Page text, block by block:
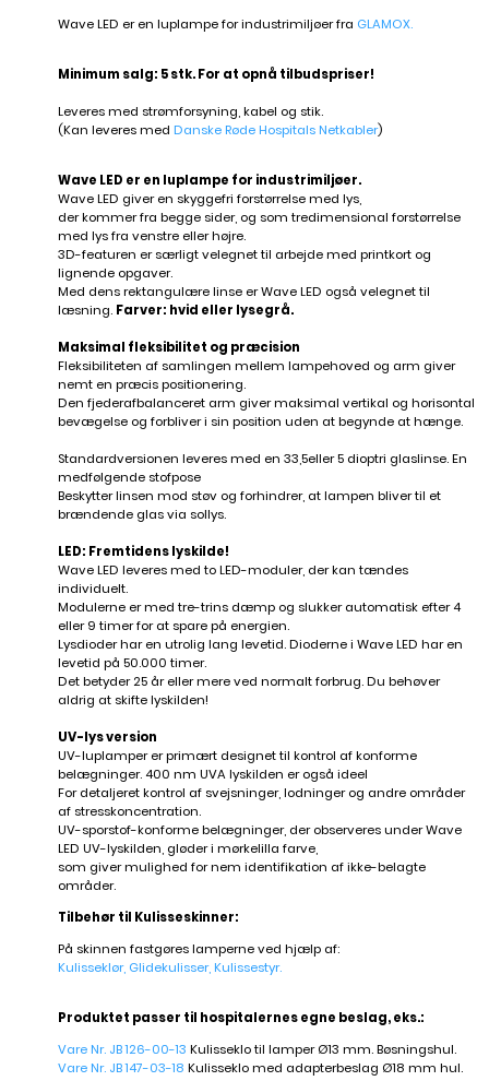
Wave LED er en luplampe for industrimiljøer fra GLAMOX.
Minimum salg: 5 stk. For at opnå tilbudspriser!
Leveres med strømforsyning, kabel og stik.
(Kan leveres med Danske Røde Hospitals Netkabler)
Wave LED er en luplampe for industrimiljøer.
Wave LED giver en skyggefri forstørrelse med lys,
der kommer fra begge sider, og som tredimensional forstørrelse
med lys fra venstre eller højre.
3D-featuren er særligt velegnet til arbejde med printkort og
lignende opgaver.
Med dens rektangulære linse er Wave LED også velegnet til
læsning. Farver: hvid eller lysegrå.
Maksimal fleksibilitet og præcision
Fleksibiliteten af samlingen mellem lampehoved og arm giver
nemt en præcis positionering.
Den fjederafbalanceret arm giver maksimal vertikal og horisontal
bevægelse og forbliver i sin position uden at begynde at hænge.
Standardversionen leveres med en 33,5eller 5 dioptri glaslinse. En
medfølgende stofpose
Beskytter linsen mod støv og forhindrer, at lampen bliver til et
brændende glas via sollys.
LED: Fremtidens lyskilde!
Wave LED leveres med to LED-moduler, der kan tændes
individuelt.
Modulerne er med tre-trins dæmp og slukker automatisk efter 4
eller 9 timer for at spare på energien.
Lysdioder har en utrolig lang levetid. Dioderne i Wave LED har en
levetid på 50.000 timer.
Det betyder 25 år eller mere ved normalt forbrug. Du behøver
aldrig at skifte lyskilden!
UV-lys version
UV-luplamper er primært designet til kontrol af konforme
belægninger. 400 nm UVA lyskilden er også ideel
For detaljeret kontrol af svejsninger, lodninger og andre områder
af stresskoncentration.
UV-sporstof-konforme belægninger, der observeres under Wave
LED UV-lyskilden, gløder i mørkelilla farve,
som giver mulighed for nem identifikation af ikke-belagte
områder.
Tilbehør til Kulisseskinner:
På skinnen fastgøres lamperne ved hjælp af:
Kulisseklør, Glidekulisser, Kulissestyr.
Produktet passer til hospitalernes egne beslag, eks.:
Vare Nr. JB 126-00-13 Kulisseklo til lamper Ø13 mm. Bøsningshul.
Vare Nr. JB 147-03-18 Kulisseklo med adapterbeslag Ø18 mm hul.